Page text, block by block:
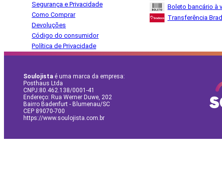
Segurança e Privacidade
Como Comprar
Devoluções
Código do consumidor
Política de Privacidade
Boleto bancário à
Transferência
Soulojista é uma marca da empresa:
Posthaus Ltda
CNPJ:80.462.138/0001-41
Endereço: Rua Werner Duwe, 202
Bairro Badenfurt - Blumenau/SC
CEP 89070-700
https://www.soulojista.com.br